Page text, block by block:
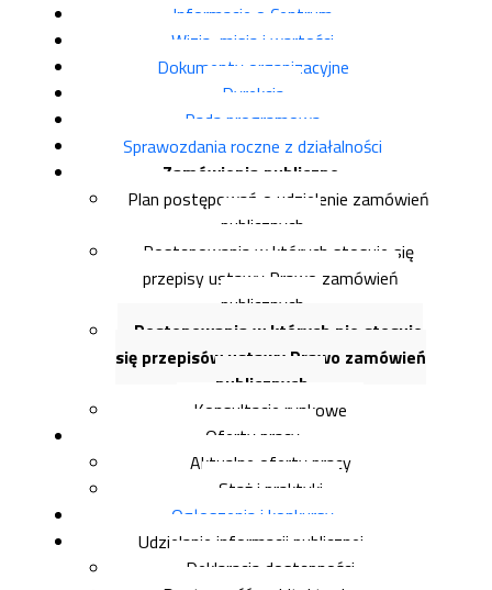
Informacje o Centrum
Wizja, misja i wartości
Dokumenty organizacyjne
Dyrekcja
Rada programowa
Sprawozdania roczne z działalności
Zamówienia publiczne
Plan postępowań o udzielenie zamówień
publicznych
Postępowania w których stosuje się
przepisy ustawy Prawo zamówień
publicznych
Postepowania w których nie stosuje
się przepisów ustawy Prawo zamówień
publicznych
Konsultacje rynkowe
Oferty pracy
Aktualne oferty pracy
Staż i praktyki
Ogłoszenia i konkursy
Udzielanie informacji publicznej
Deklaracja dostępności